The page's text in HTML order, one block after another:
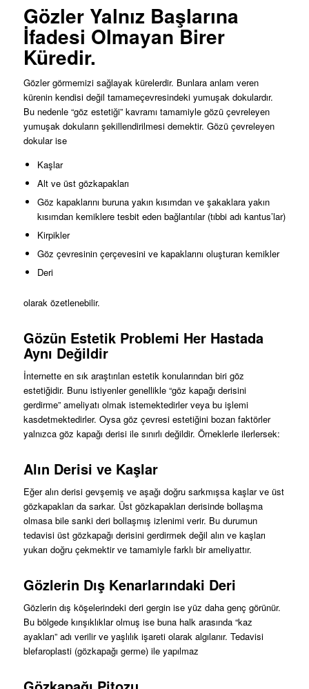
Gözler Yalnız Başlarına
İfadesi Olmayan Birer
Küredir.
Gözler görmemizi sağlayak kürelerdir. Bunlara anlam veren
kürenin kendisi değil tamameçevresindeki yumuşak dokulardır.
Bu nedenle “göz estetiği” kavramı tamamiyle gözü çevreleyen
yumuşak dokuların şekillendirilmesi demektir. Gözü çevreleyen
dokular ise
Kaşlar
Alt ve üst gözkapakları
Göz kapaklarını buruna yakın kısımdan ve şakaklara yakın
kısımdan kemiklere tesbit eden bağlantılar (tıbbi adı kantus’lar)
Kirpikler
Göz çevresinin çerçevesini ve kapaklarını oluşturan kemikler
Deri
olarak özetlenebilir.
Gözün Estetik Problemi Her Hastada
Aynı Değildir
İnternette en sık araştırılan estetik konularından biri göz
estetiğidir. Bunu istiyenler genellikle “göz kapağı derisini
gerdirme” ameliyatı olmak istemektedirler veya bu işlemi
kasdetmektedirler. Oysa göz çevresi estetiğini bozan faktörler
yalnızca göz kapağı derisi ile sınırlı değildir. Örneklerle ilerlersek:
Alın Derisi ve Kaşlar
Eğer alın derisi gevşemiş ve aşağı doğru sarkmışsa kaşlar ve üst
gözkapakları da sarkar. Üst gözkapakları derisinde bollaşma
olmasa bile sanki deri bollaşmış izlenimi verir. Bu durumun
tedavisi üst gözkapağı derisini gerdirmek değil alın ve kaşları
yukarı doğru çekmektir ve tamamiyle farklı bir ameliyattır.
Gözlerin Dış Kenarlarındaki Deri
Gözlerin dış köşelerindeki deri gergin ise yüz daha genç görünür.
Bu bölgede kırışıklıklar olmuş ise buna halk arasında “kaz
ayakları” adı verilir ve yaşlılık işareti olarak algılanır. Tedavisi
blefaroplasti (gözkapağı germe) ile yapılmaz